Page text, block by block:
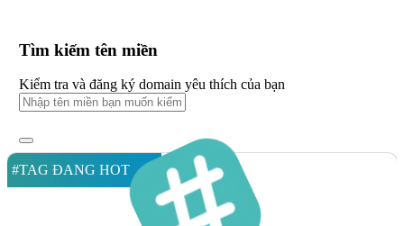
Tìm kiếm tên miền
Kiểm tra và đăng ký domain yêu thích của bạn
#TAG ĐANG HOT